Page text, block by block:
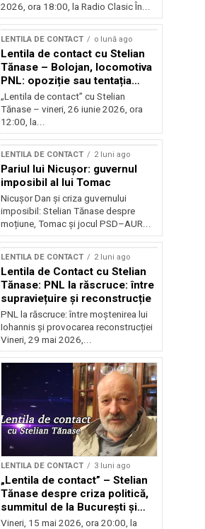
2026, ora 18:00, la Radio Clasic În...
LENTILA DE CONTACT o lună ago
Lentila de contact cu Stelian
Tănase – Bolojan, locomotiva
PNL: opoziție sau tentația
puterii?
„Lentila de contact” cu Stelian
Tănase – vineri, 26 iunie 2026, ora
12:00, la...
LENTILA DE CONTACT 2 luni ago
Pariul lui Nicușor: guvernul
imposibil al lui Tomac
Nicușor Dan și criza guvernului
imposibil: Stelian Tănase despre
moțiune, Tomac și jocul PSD–AUR...
LENTILA DE CONTACT 2 luni ago
Lentila de Contact cu Stelian
Tănase: PNL la răscruce: între
supraviețuire și reconstrucție
PNL la răscruce: între moștenirea lui
Iohannis și provocarea reconstrucției
Vineri, 29 mai 2026,...
LENTILA DE CONTACT 3 luni ago
„Lentila de contact” – Stelian
Tănase despre criza politică,
summitul de la București și
ascensiunea lui Bolojan
Vineri, 15 mai 2026, ora 20:00, la